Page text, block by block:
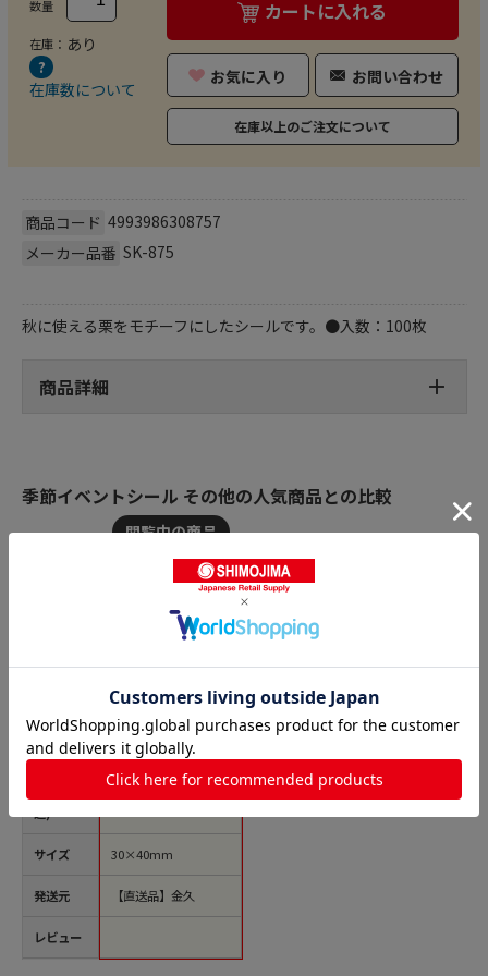
数量
在庫： あり
在庫数について
カートに入れる
お気に入り お問い合わせ
在庫以上のご注文について
商品コード 4993986308757
メーカー品番 SK-875
秋に使える栗をモチーフにしたシールです。●入数：100枚
商品詳細
季節イベントシール その他の人気商品との比較
商品名
サイズ
発送元
レビュー
金久 POPシール マロ
ン SK-875 1束（ご注
文単位1束）【直送
品】
￥557
30×40mm
【直送品】金久